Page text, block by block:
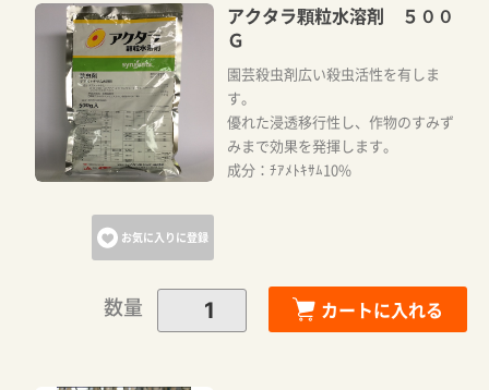
お気に入りに登録
アクタラ顆粒水溶剤 ５００
Ｇ
園芸殺虫剤広い殺虫活性を有しま
す。
優れた浸透移行性し、作物のすみず
みまで効果を発揮します。
成分：ﾁｱﾒﾄｷｻﾑ10%
数量 カートに入れる